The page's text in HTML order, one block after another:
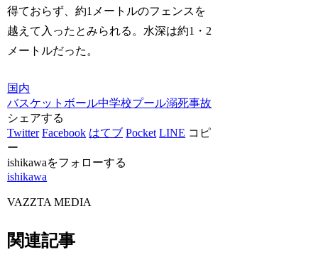
得ておらず、約1メートルのフェンスを
越えて入ったとみられる。水深は約1・2
メートルだった。
国内
バスケットボール中学校プール溺死事故
シェアする
Twitter Facebook はてブ Pocket LINE コピ
ー
ishikawaをフォローする
ishikawa
VAZZTA MEDIA
関連記事